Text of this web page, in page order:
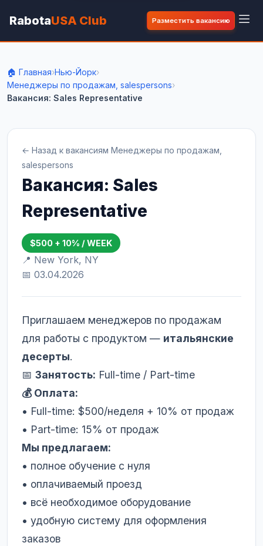
RabotaUSA Club Разместить вакансию
🏠 Главная›Нью-Йорк›
Менеджеры по продажам, salespersons›
Вакансия: Sales Representative
← Назад к вакансиям Менеджеры по продажам,
salespersons
Вакансия: Sales
Representative
$500 + 10% / WEEK
📍 New York, NY
📅 03.04.2026
Приглашаем менеджеров по продажам
для работы с продуктом — итальянские
десерты.
📅 Занятость: Full-time / Part-time
💰 Оплата:
• Full-time: $500/неделя + 10% от продаж
• Part-time: 15% от продаж
Мы предлагаем:
• полное обучение с нуля
• оплачиваемый проезд
• всё необходимое оборудование
• удобную систему для оформления
заказов